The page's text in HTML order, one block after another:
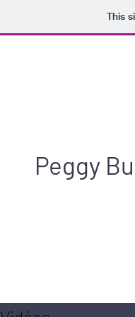
This
Peggy